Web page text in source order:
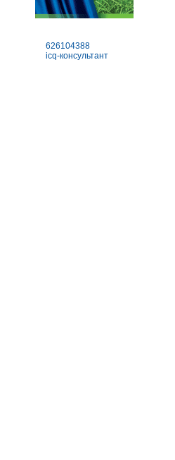
626104388
icq-консультант